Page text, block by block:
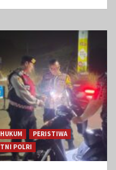
HUKUM
PERISTIWA
TNI POLRI